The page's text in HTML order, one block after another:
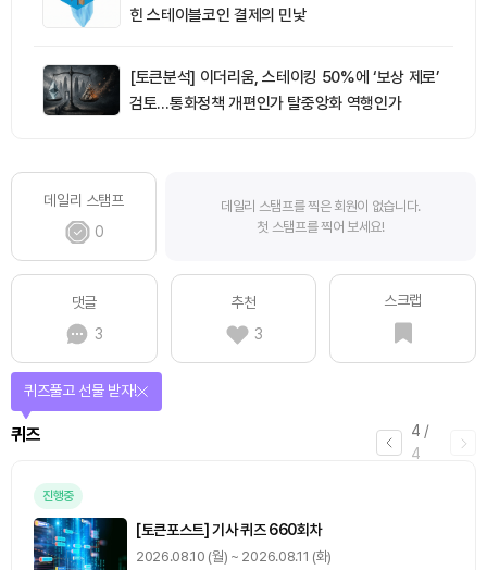
힌 스테이블코인 결제의 민낯
[토큰분석] 이더리움, 스테이킹 50%에 ‘보상 제로’
검토…통화정책 개편인가 탈중앙화 역행인가
데일리 스탬프
0
데일리 스탬프를 찍은 회원이 없습니다.
첫 스탬프를 찍어 보세요!
댓글
3
추천
3
스크랩
4 /
4
퀴즈
퀴즈풀고 선물 받자!
진행중
[토큰포스트] 기사 퀴즈 660회차
2026.08.10 (월) ~ 2026.08.11 (화)